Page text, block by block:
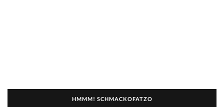
HMMM! SCHMACKOFATZO